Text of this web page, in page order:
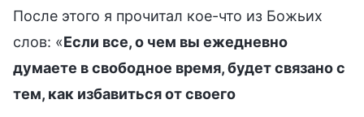
После этого я прочитал кое-что из Божьих
слов: «Если все, о чем вы ежедневно
думаете в свободное время, будет связано с
тем, как избавиться от своего